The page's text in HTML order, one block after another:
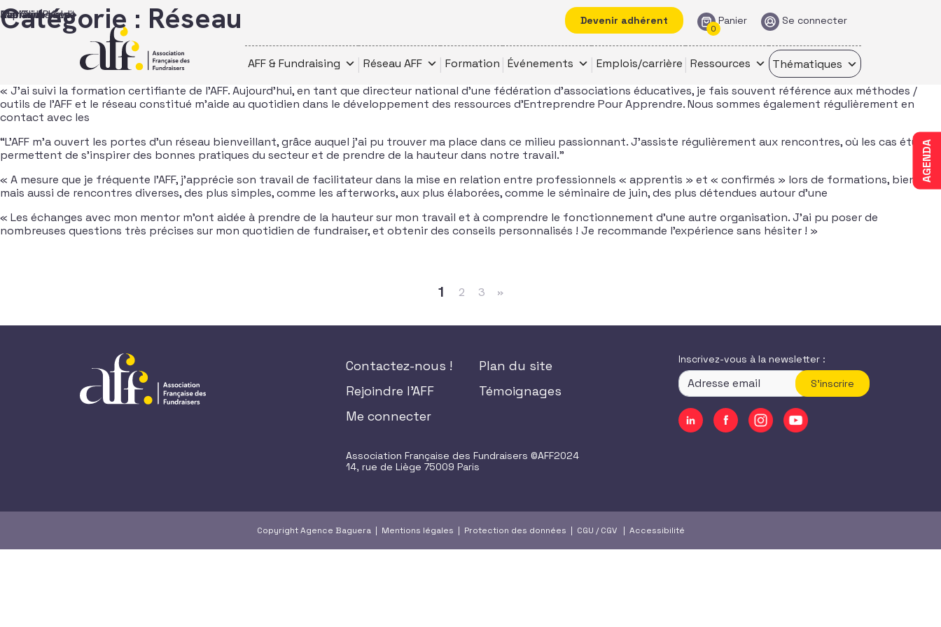
Passer au contenu
Devenir adhérent Panier
0
Se connecter
AFF & Fundraising Réseau AFF Formation Événements Emplois/carrière Ressources Thématiques
AGENDA
Catégorie : Réseau
Raphaël Prévot
« J’ai suivi la formation certifiante de l’AFF. Aujourd’hui, en tant que directeur national d’une fédération d’associations éducatives, je fais souvent référence aux méthodes /
outils de l’AFF et le réseau constitué m’aide au quotidien dans le développement des ressources d’Entreprendre Pour Apprendre. Nous sommes également régulièrement en
contact avec les
Marianne Kaldi
“L’AFF m’a ouvert les portes d’un réseau bienveillant, grâce auquel j’ai pu trouver ma place dans ce milieu passionnant. J’assiste régulièrement aux rencontres, où les cas étudiés
permettent de s’inspirer des bonnes pratiques du secteur et de prendre de la hauteur dans notre travail.”
Jan Oliva
« A mesure que je fréquente l’AFF, j’apprécie son travail de facilitateur dans la mise en relation entre professionnels « apprentis » et « confirmés » lors de formations, bien sûr,
mais aussi de rencontres diverses, des plus simples, comme les afterworks, aux plus élaborées, comme le séminaire de juin, des plus détendues autour d’une
Eva Toccanier
« Les échanges avec mon mentor m’ont aidée à prendre de la hauteur sur mon travail et à comprendre le fonctionnement d’une autre organisation. J’ai pu poser de
nombreuses questions très précises sur mon quotidien de fundraiser, et obtenir des conseils personnalisés ! Je recommande l’expérience sans hésiter ! »
1 2 3 »
Contactez-nous !
Rejoindre l'AFF
Me connecter
Plan du site
Témoignages
Association Française des Fundraisers ©AFF2024
14, rue de Liège 75009 Paris
Inscrivez-vous à la newsletter :
S'inscrire
Copyright Agence Baguera | Mentions légales | Protection des données | CGU /CGV| Accessibilité